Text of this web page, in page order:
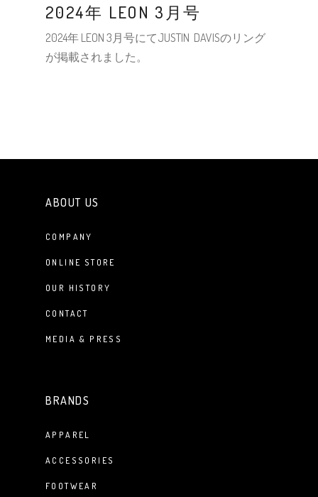
2024年 LEON 3月号
2024年 LEON 3月号にてJUSTIN DAVISのリング
が掲載されました。
ABOUT US
COMPANY
ONLINE STORE
OUR HISTORY
CONTACT
MEDIA & PRESS
BRANDS
APPAREL
ACCESSORIES
FOOTWEAR